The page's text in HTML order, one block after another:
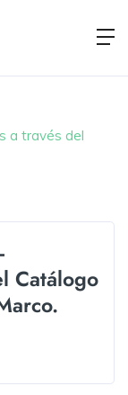
a través del
Catálogo